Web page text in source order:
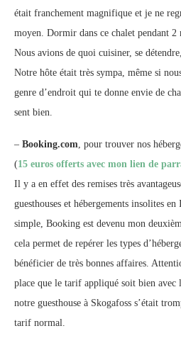
était franchement magnifique et je ne
moyen. Dormir dans ce chalet pendant 2
Nous avions de quoi cuisiner, se
Notre hôte était très sympa, même si
genre d’endroit qui te donne envie de
sent bien.
– Booking.com, pour trouver nos
(15 euros offerts avec mon lien de
Il y a en effet des remises très
guesthouses et hébergements insolites en
simple, Booking est devenu mon
cela permet de repérer les types
bénéficier de très bonnes affaires.
place que le tarif appliqué soit bien avec
notre guesthouse à Skogafoss s’était
tarif normal.